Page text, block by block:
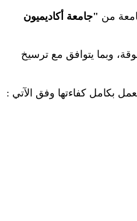
من "جامعة أكاديميون
وبما يتوافق مع ترسيخ
بكامل كفاءتها وفق الآتي :